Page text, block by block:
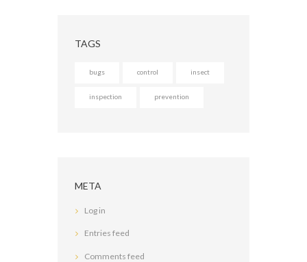
TAGS
bugs control insect
inspection prevention
META
Log in
Entries feed
Comments feed